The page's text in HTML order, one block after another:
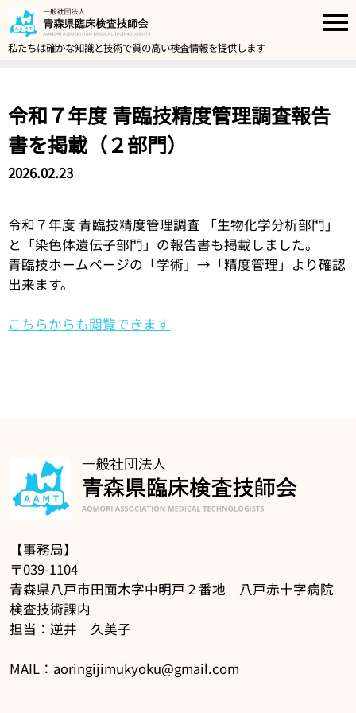
私たちは確かな知識と技術で質の高い検査情報を提供します
令和７年度 青臨技精度管理調査報告
書を掲載（２部門）
2026.02.23
令和７年度 青臨技精度管理調査 「生物化学分析部門」
と「染色体遺伝子部門」の報告書も掲載しました。
青臨技ホームページの「学術」→「精度管理」より確認
出来ます。
こちらからも閲覧できます
【事務局】
〒039-1104
青森県八戸市田面木字中明戸２番地 八戸赤十字病院
検査技術課内
担当：逆井 久美子
MAIL：aoringijimukyoku@gmail.com